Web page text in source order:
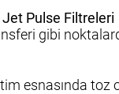
Pulse Filtreleri
gibi
esnasında toz